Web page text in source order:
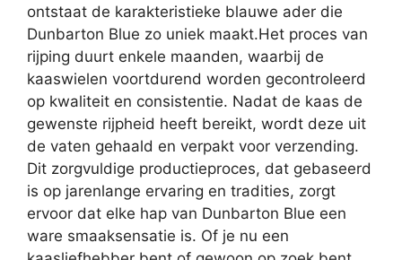
ontstaat de karakteristieke blauwe ader die
Dunbarton Blue zo uniek maakt.Het proces van
rijping duurt enkele maanden, waarbij de
kaaswielen voortdurend worden gecontroleerd
op kwaliteit en consistentie. Nadat de kaas de
gewenste rijpheid heeft bereikt, wordt deze uit
de vaten gehaald en verpakt voor verzending.
Dit zorgvuldige productieproces, dat gebaseerd
is op jarenlange ervaring en tradities, zorgt
ervoor dat elke hap van Dunbarton Blue een
ware smaaksensatie is. Of je nu een